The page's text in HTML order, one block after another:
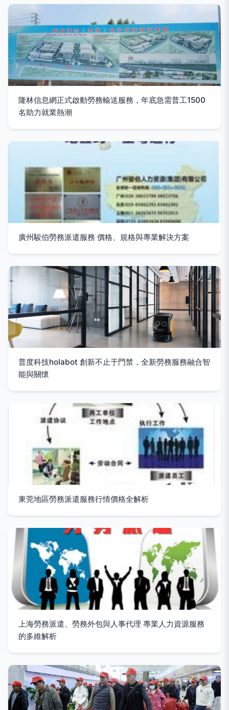
隆林信息網正式啟動勞務輸送服務，年底急需普工1500
名助力就業熱潮
廣州駿伯勞務派遣服務 價格、規格與專業解決方案
普度科技holabot 創新不止于門禁，全新勞務服務融合智
能與關懷
東莞地區勞務派遣服務行情價格全解析
上海勞務派遣、勞務外包與人事代理 專業人力資源服務
的多維解析